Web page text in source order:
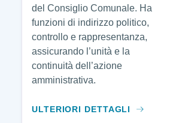
del Consiglio Comunale. Ha
funzioni di indirizzo politico,
controllo e rappresentanza,
assicurando l’unità e la
continuità dell’azione
amministrativa.
ULTERIORI DETTAGLI